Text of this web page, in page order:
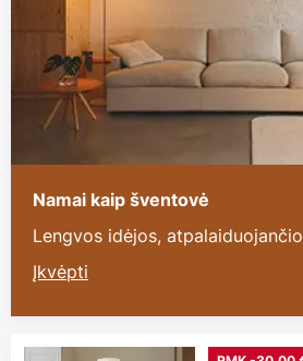
Namai kaip šventovė
Lengvos idėjos,
Įkvėpti